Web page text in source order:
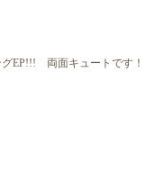
EP!!! 両面キュートです！